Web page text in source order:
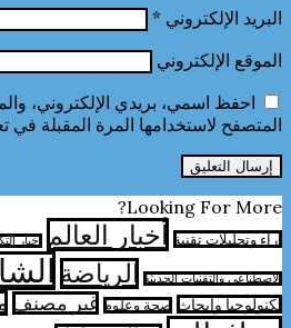
البريد الإلكتروني *
الموقع الإلكتروني
احفظ اسمي، بريدي الإلكتروني،
المتصفح لاستخدامها المرة المقبلة في
Looking For More?
آراء وتحليلات تقنية أخبار العالم اخبار
الاصطناعي والتقنيات الحديثة الرياضة
تكنولوجيا وابحاث صحة وعلوم غير مصنف